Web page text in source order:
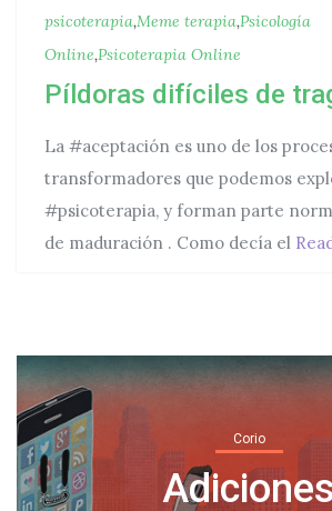
psicoterapia,Meme terapia,Psicología
Online,Psicoterapia Online
Píldoras difíciles de
La #aceptación es uno de los
transformadores que podemos
#psicoterapia, y forman parte
de maduración . Como decía el
Corio